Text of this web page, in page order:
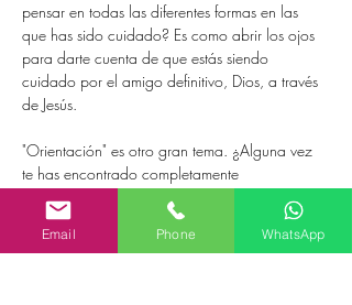
pensar en todas las diferentes formas en las
que has sido cuidado? Es como abrir los ojos
para darte cuenta de que estás siendo
cuidado por el amigo definitivo, Dios, a través
de Jesús.
"Orientación" es otro gran tema. ¿Alguna vez
te has encontrado completamente
desorientado en el laberinto de la vida,
desesperado por alguna dirección? ¿Dónde
encontraste la salida? ¿La palabra de Dios
Email Phone WhatsApp